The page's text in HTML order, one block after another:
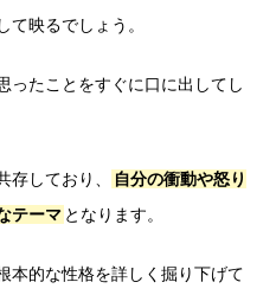
て映るでしょう。
ったことをすぐに口に出してし
存しており、
自分の衝動や怒り
テーマ となります。
本的な性格を詳しく掘り下げて